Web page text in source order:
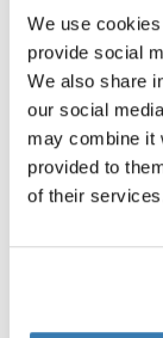
We use
provide social
We also share
our social
may combine it
provided to
of their
Set de artículos